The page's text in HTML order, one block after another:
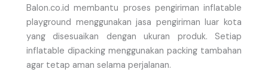
Balon.co.id membantu proses pengiriman inflatable
playground menggunakan jasa pengiriman luar kota
yang disesuaikan dengan ukuran produk. Setiap
inflatable dipacking menggunakan packing tambahan
agar tetap aman selama perjalanan.